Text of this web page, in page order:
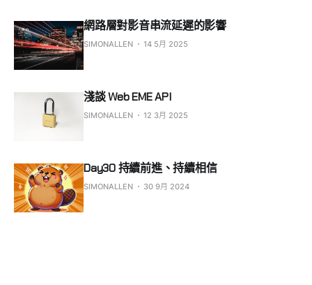
網路層對影音串流延遲的影響
SIMONALLEN 14 5月 2025
淺談 Web EME API
SIMONALLEN 12 3月 2025
Day30 持續前進、持續相信
SIMONALLEN 30 9月 2024